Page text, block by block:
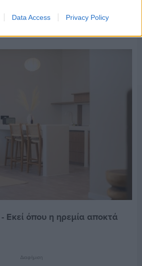
Data Access Privacy Policy
τη νέα έκθεση της
Εκεί όπου η ηρεμία αποκτά
Διαφήμιση